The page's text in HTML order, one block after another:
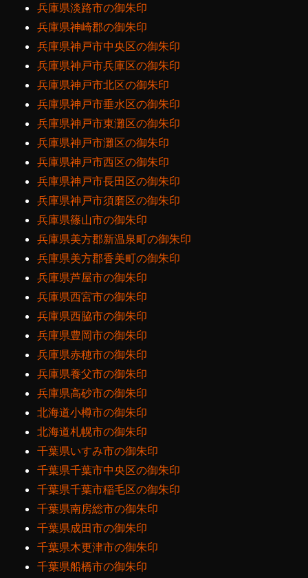
兵庫県淡路市の御朱印
兵庫県神崎郡の御朱印
兵庫県神戸市中央区の御朱印
兵庫県神戸市兵庫区の御朱印
兵庫県神戸市北区の御朱印
兵庫県神戸市垂水区の御朱印
兵庫県神戸市東灘区の御朱印
兵庫県神戸市灘区の御朱印
兵庫県神戸市西区の御朱印
兵庫県神戸市長田区の御朱印
兵庫県神戸市須磨区の御朱印
兵庫県篠山市の御朱印
兵庫県美方郡新温泉町の御朱印
兵庫県美方郡香美町の御朱印
兵庫県芦屋市の御朱印
兵庫県西宮市の御朱印
兵庫県西脇市の御朱印
兵庫県豊岡市の御朱印
兵庫県赤穂市の御朱印
兵庫県養父市の御朱印
兵庫県高砂市の御朱印
北海道小樽市の御朱印
北海道札幌市の御朱印
千葉県いすみ市の御朱印
千葉県千葉市中央区の御朱印
千葉県千葉市稲毛区の御朱印
千葉県南房総市の御朱印
千葉県成田市の御朱印
千葉県木更津市の御朱印
千葉県船橋市の御朱印